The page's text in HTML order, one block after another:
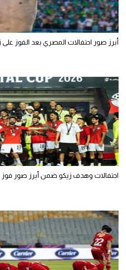
أبرز صور احتفالات المصري بعد الفوز على
احتفالات وهدف زيكو ضمن أبرز صور